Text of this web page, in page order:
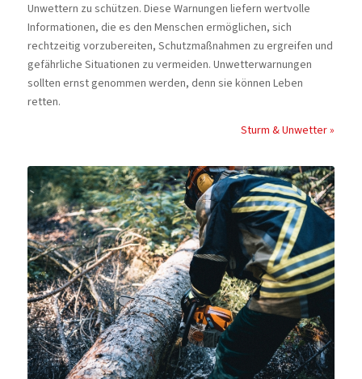
Unwettern zu schützen. Diese Warnungen liefern wertvolle
Informationen, die es den Menschen ermöglichen, sich
rechtzeitig vorzubereiten, Schutzmaßnahmen zu ergreifen und
gefährliche Situationen zu vermeiden. Unwetterwarnungen
sollten ernst genommen werden, denn sie können Leben
retten.
Sturm & Unwetter »